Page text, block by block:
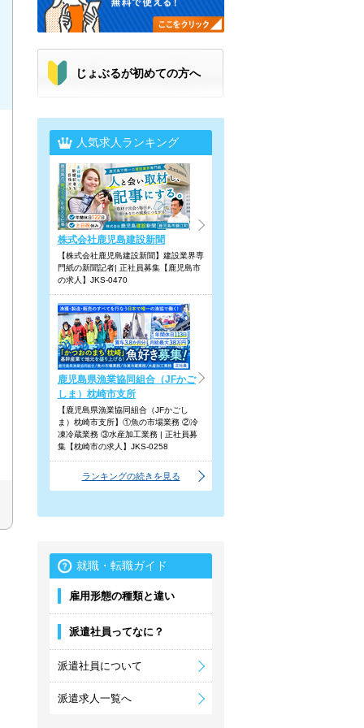
じょぶるが初めての方へ
人気求人ランキング
株式会社鹿児島建設新聞
【株式会社鹿児島建設新聞】建設業界専
門紙の新聞記者| 正社員募集【鹿児島市
の求人】JKS-0470
鹿児島県漁業協同組合（JFかご
しま）枕崎市支所
【鹿児島県漁業協同組合（JFかごし
ま）枕崎市支所】①魚の市場業務 ②冷
凍冷蔵業務 ③水産加工業務 | 正社員募
集【枕崎市の求人】JKS-0258
ランキングの続きを見る
就職・転職ガイド
雇用形態の種類と違い
派遣社員ってなに？
派遣社員について
派遣求人一覧へ